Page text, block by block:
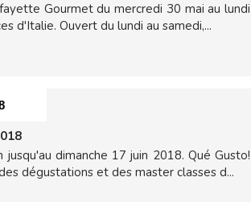
Gourmet du mercredi 30 mai au lundi
d'Italie. Ouvert du lundi au samedi,...
dimanche 17 juin 2018. Qué Gusto!
dégustations et des master classes d...